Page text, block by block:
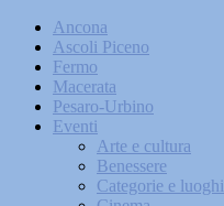
Ancona
Ascoli Piceno
Fermo
Macerata
Pesaro-Urbino
Eventi
Arte e cultura
Benessere
Categorie e luoghi